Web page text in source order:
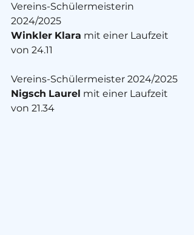
Vereins-Schülermeisterin
2024/2025
Winkler Klara mit einer Laufzeit
von 24.11
Vereins-Schülermeister 2024/2025
Nigsch Laurel mit einer Laufzeit
von 21.34